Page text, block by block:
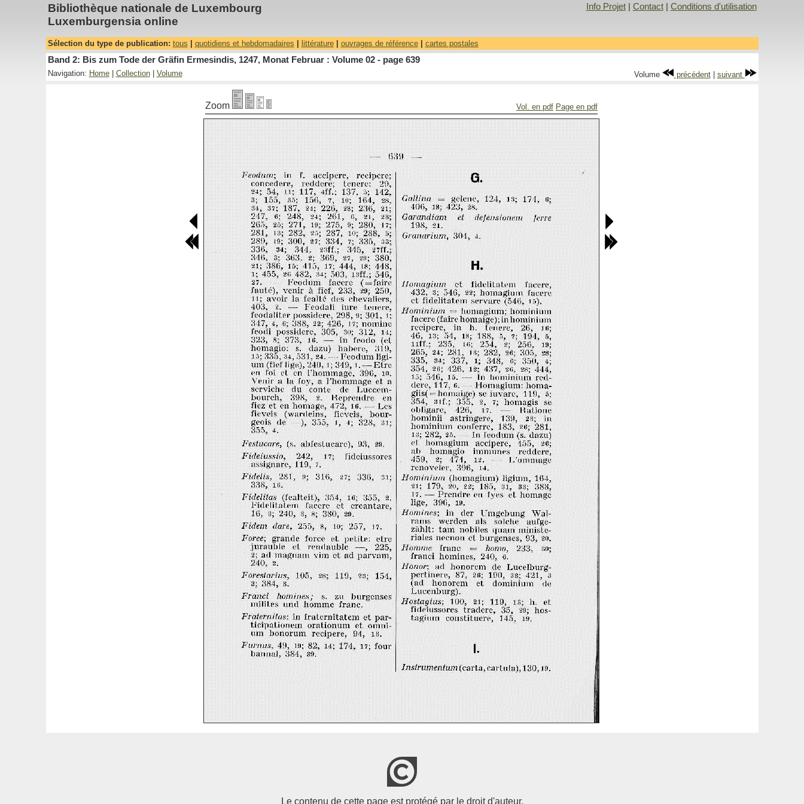
Bibliothèque nationale de Luxembourg
Luxemburgensia online
Info Projet| Contact| Conditions d'utilisation
Sélection du type de publication: tous quotidiens et hebdomadaires littérature| ouvrages de référence| cartes postales
Band 2: Bis zum Tode der Gräfin Ermesindis, 1247, Monat Februar : Volume 02 - page 639
Navigation: Home| Collection| Volume Volume précédent| suivant
Zoom Vol. en pdf Page en pdf
Le contenu de cette page est protégé par le droit d'auteur.